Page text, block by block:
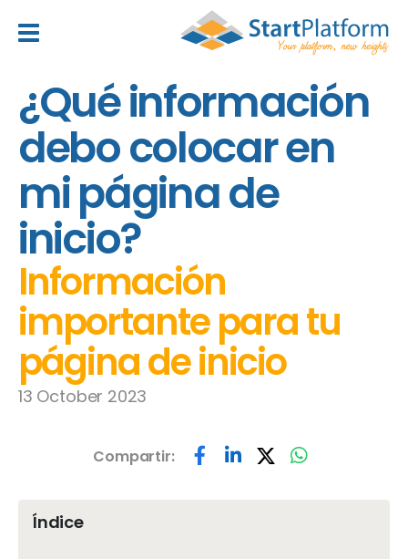
¿Qué información
debo colocar en
mi página de
inicio?
Información
importante para tu
página de inicio
13 October 2023
Compartir:
Índice
header_toggle_navigation